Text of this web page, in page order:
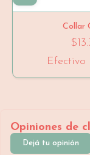
Collar
Efectivo
Opiniones de
Dejá tu opinión